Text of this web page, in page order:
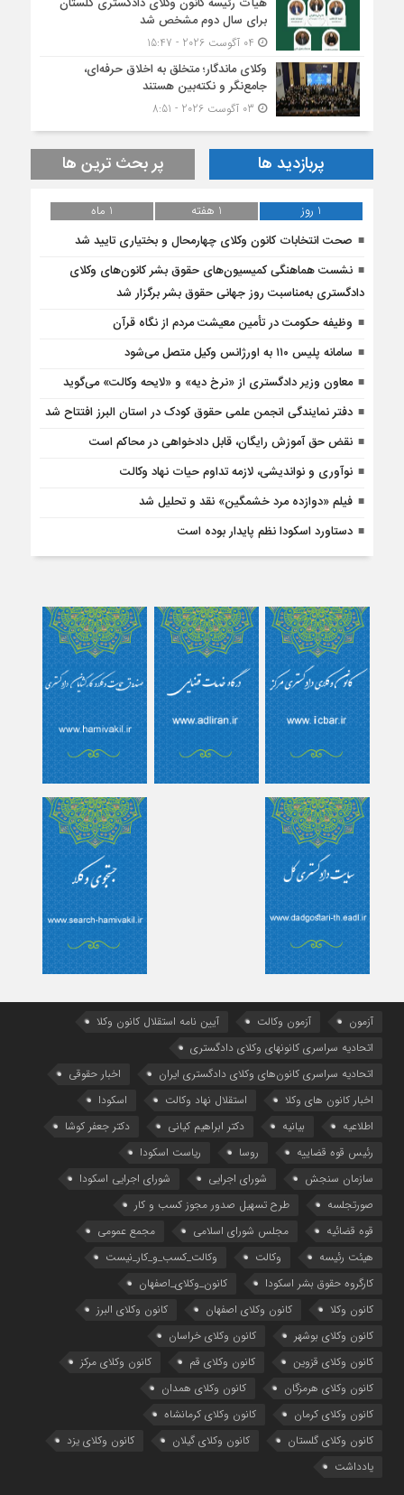
برای سال دوم مشخص شد
وکلای ماندگار؛ متخلق به اخلاق حرفه‌ای،
جامع‌نگر و نکته‌بین هستند
پربازدید ها پر بحث ترین ها
1 روز 1 هفته 1 ماه
صحت انتخابات کانون وکلای چهارمحال و بختیاری تایید شد
نشست هماهنگی کمیسیون‌های حقوق بشر کانون‌های وکلای
دادگستری به‌مناسبت روز جهانی حقوق بشر برگزار شد
وظیفه حکومت در تأمین معیشت مردم از نگاه قرآن
سامانه پلیس ۱۱۰ به اورژانس وکیل متصل می‌شود
معاون وزیر دادگستری از «نرخ دیه» و «لایحه وکالت» می‌گوید
دفتر نمایندگى انجمن علمى حقوق کودک در استان البرز افتتاح شد
نقض حق آموزش رایگان، قابل دادخواهی در محاکم است
نوآوری و نواندیشی، لازمه تداوم حیات نهاد وکالت
فیلم «دوازده مرد خشمگین» نقد و تحلیل شد
دستاورد اسکودا نظم پایدار بوده‌ است
آزمون آزمون وکالت
آیین ‌نامه استقلال کانون وکلا
اتحادیه سراسری کانونهای وکلای دادگستری
اتحادیه سراسری کانون‌های وکلای دادگستری ایران
اخبار حقوقی
اخبار کانون های وکلا
استقلال نهاد وکالت
اسکودا
اطلاعیه
بیانیه دکتر ابراهیم کیانی
دکتر جعفر کوشا
رئیس قوه قضاییه
روسا
ریاست اسکودا
سازمان سنجش
شورای اجرایی
شورای اجرایی اسکودا
صورتجلسه
طرح تسهیل صدور مجوز کسب و کار
قوه قضائیه
مجلس شورای اسلامی
مجمع عمومی
هیئت رئیسه
وکالت
وکالت_کسب_و_کار_نیست
کارگروه حقوق بشر اسکودا
کانون_وکلای_اصفهان
کانون وکلا
کانون وکلای اصفهان
کانون وکلای البرز
کانون وکلای بوشهر
کانون وکلای خراسان
کانون وکلای قزوین
کانون وکلای قم
کانون وکلای مرکز
کانون وکلای هرمزگان
کانون وکلای همدان
کانون وکلای کرمان
کانون وکلای کرمانشاه
کانون وکلای گلستان
کانون وکلای گیلان
کانون وکلای یزد
یادداشت